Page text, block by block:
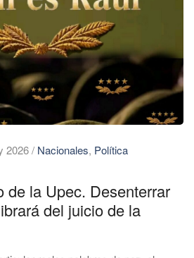
2026/ Nacionales, Política
de la Upec. Desenterrar
del juicio de la